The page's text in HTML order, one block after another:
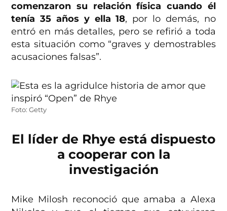
comenzaron su relación física cuando él
tenía 35 años y ella 18, por lo demás, no
entró en más detalles, pero se refirió a toda
esta situación como “graves y demostrables
acusaciones falsas”.
Foto: Getty
El líder de Rhye está dispuesto
a cooperar con la
investigación
Mike Milosh reconoció que amaba a Alexa